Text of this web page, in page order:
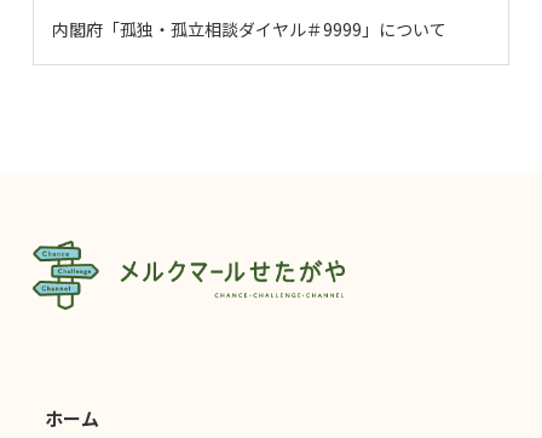
内閣府「孤独・孤立相談ダイヤル＃9999」について
ホーム